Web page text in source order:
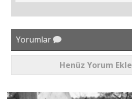
Yorumlar
Henüz Yorum